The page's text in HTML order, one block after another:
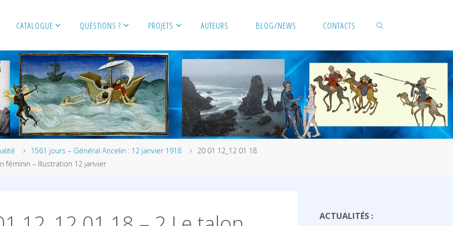
CATALOGUE QUESTIONS ? PROJETS AUTEURS BLOG/NEWS CONTACTS
SEARCH
1561 jours – Général Ancelin : 12 janvier 1918
20 01 12_12 01 18
féminin – Illustration 12 janvier
ACTUALITÉS :